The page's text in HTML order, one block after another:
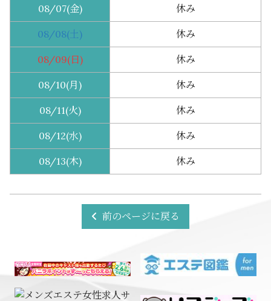
08/07(金)
08/08(土)
08/09(日)
08/10(月)
08/11(火)
08/12(水)
08/13(木)
休み
休み
休み
休み
休み
休み
休み
前のページに戻る